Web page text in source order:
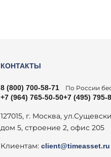
КОНТАКТЫ
8 (800) 700-58-71 По России
+7 (964) 765-50-50+7 (495) 795-
127015, г. Москва,
дом 5, строение 2, офис 205
Клиентам:client@timeasset.ru